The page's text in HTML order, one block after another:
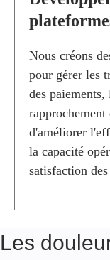
U
R
Nous créons
pour gérer les
des
rapprochement
d'améliorer
la capacité
satisfaction
Les